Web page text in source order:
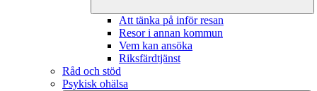
Att tänka på inför resan
Resor i annan kommun
Vem kan ansöka
Riksfärdtjänst
Råd och stöd
Psykisk ohälsa